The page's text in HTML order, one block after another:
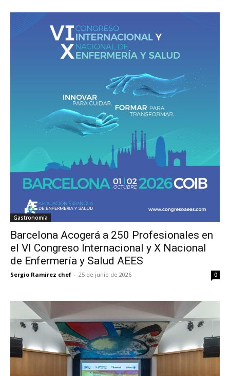
Gastronomía
Barcelona Acogerá a 250 Profesionales en
el VI Congreso Internacional y X Nacional
de Enfermería y Salud AEES
Sergio Ramirez chef - 25 de junio de 2026 0